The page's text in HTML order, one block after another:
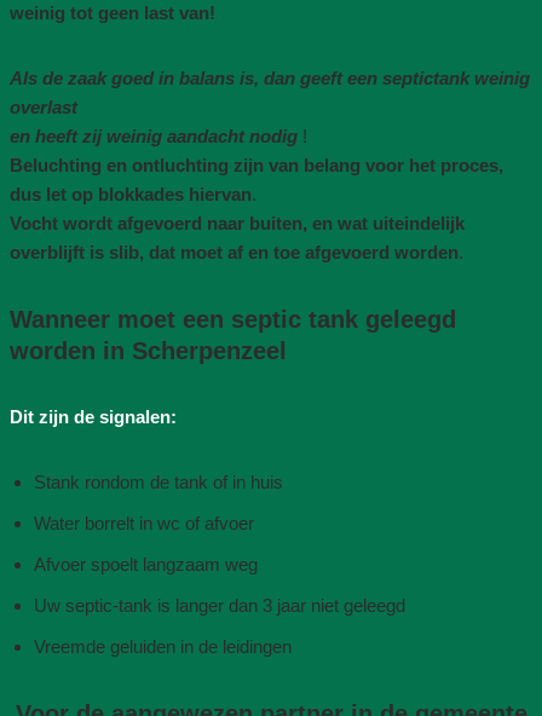
weinig tot geen last van!
Als de zaak goed in balans is, dan geeft een septictank weinig
overlast
en heeft zij weinig aandacht nodig !
Beluchting en ontluchting zijn van belang voor het proces,
dus let op blokkades hiervan.
Vocht wordt afgevoerd naar buiten, en wat uiteindelijk
overblijft is slib, dat moet af en toe afgevoerd worden.
Wanneer moet een septic tank geleegd
worden in Scherpenzeel
Dit zijn de signalen:
Stank rondom de tank of in huis
Water borrelt in wc of afvoer
Afvoer spoelt langzaam weg
Uw septic-tank is langer dan 3 jaar niet geleegd
Vreemde geluiden in de leidingen